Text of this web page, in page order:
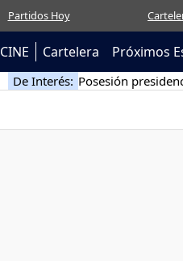
Partidos Hoy
CINE Cartelera Próximos
De Interés: Posesión